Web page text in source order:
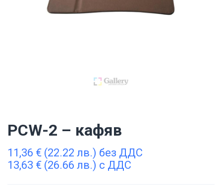
PCW-2 – кафяв
11,36 € (22.22 лв.) без ДДС
13,63 € (26.66 лв.) с ДДС